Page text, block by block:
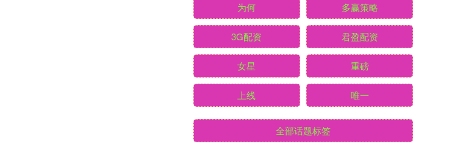
为何 多赢策略
3G配资 君盈配资
女星 重磅
上线 唯一
全部话题标签